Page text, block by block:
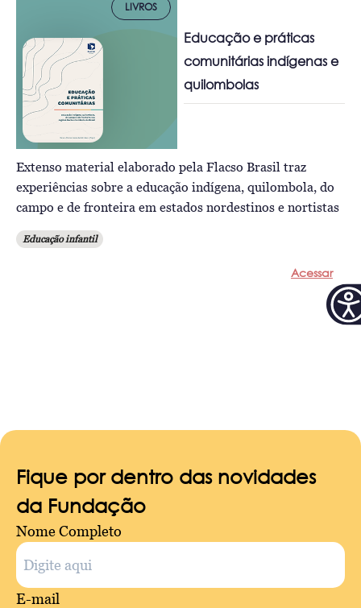
LIVROS
Educação e práticas
comunitárias indígenas e
quilombolas
Extenso material elaborado pela Flacso Brasil traz
experiências sobre a educação indígena, quilombola, do
campo e de fronteira em estados nordestinos e nortistas
Educação infantil
Acessar
Fique por dentro das novidades
da Fundação
Nome Completo
E-mail